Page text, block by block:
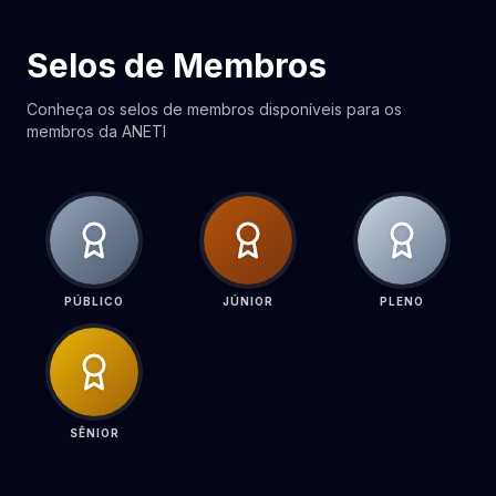
Selos de Membros
Conheça os selos de membros disponíveis para os
membros da ANETI
PÚBLICO JÚNIOR PLENO
SÊNIOR